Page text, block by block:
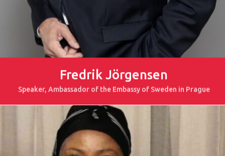
Fredrik Jörgensen
Speaker, Ambassador of the Embassy of Sweden in Prague
Domů
Program 26.3.
Program 27.3.
Osobnosti
Dopad